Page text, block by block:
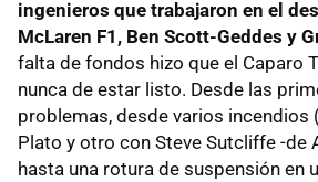
ingenieros que trabajaron en el
McLaren F1, Ben Scott-Geddes y
falta de fondos hizo que el Caparo
nunca de estar listo. Desde las
problemas, desde varios incendios
Plato y otro con Steve Sutcliffe -de
hasta una rotura de suspensión en